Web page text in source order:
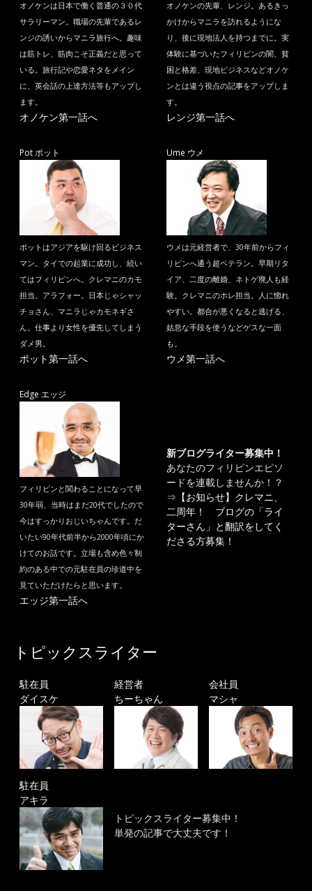
オノケンは日本で働く普通の３０代
サラリーマン。職場の先輩であるレ
ンジの誘いからマニラ旅行へ。趣味
は筋トレ、筋肉こそ正義だと思って
いる。旅行記や恋愛ネタをメイン
に、英会話の上達方法等もアップし
ます。
オノケン第一話へ
オノケンの先輩、レンジ。あるきっ
かけからマニラを訪れるようにな
り、後に現地法人を持つまでに。実
体験に基づいたフィリピンの闇、貧
困と格差、現地ビジネスなどオノケ
ンとは違う視点の記事をアップしま
す。
レンジ第一話へ
Pot ポット
ポットはアジアを駆け回るビジネス
マン。タイでの起業に成功し、続い
てはフィリピンへ。クレマニのカモ
担当。アラフォー。日本じゃシャッ
チョさん、マニラじゃカモネギさ
ん。仕事より女性を優先してしまう
ダメ男。
ポット第一話へ
Ume ウメ
ウメは元経営者で、30年前からフィ
リピンへ通う超ベテラン。早期リタ
イア、二度の離婚、ネトゲ廃人も経
験。クレマニのホレ担当。人に惚れ
やすい。都合が悪くなると逃げる、
姑息な手段を使うなどゲスな一面
も。
ウメ第一話へ
Edge エッジ
フィリピンと関わることになって早
30年弱、当時はまだ20代でしたので
今はすっかりおじいちゃんです。だ
いたい90年代前半から2000年頃にか
けてのお話です。立場も含め色々制
約のある中での元駐在員の珍道中を
見ていただけたらと思います。
エッジ第一話へ
新ブログライター募集中！
あなたのフィリピンエピソ
ードを連載しませんか！？
⇒ 【お知らせ】クレマニ、
二周年！ ブログの「ライ
ターさん」と翻訳をしてく
ださる方募集！
トピックスライター
駐在員
ダイスケ
経営者
ちーちゃん
会社員
マシャ
駐在員
アキラ
トピックスライター募集中！
単発の記事で大丈夫です！